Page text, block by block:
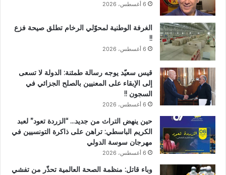
6 أغسطس، 2026
الغرفة الوطنية لمحوّلي الرخام تطلق صيحة فزع
!!
6 أغسطس، 2026
قيس سعيّد يوجه رسالة طمئنة: الدولة لا تسعى
إلى الإبقاء على المعنيين بالصلح الجزائي في
السجون !!
6 أغسطس، 2026
حين ينهض التراث من جديد… “الزردة تعود” لعبد
الكريم الباسطي: تراهن على ذاكرة التونسيين في
مهرجان سوسة الدولي
6 أغسطس، 2026
وباء قاتل: منظمة الصحة العالمية تحذّر من تفشي